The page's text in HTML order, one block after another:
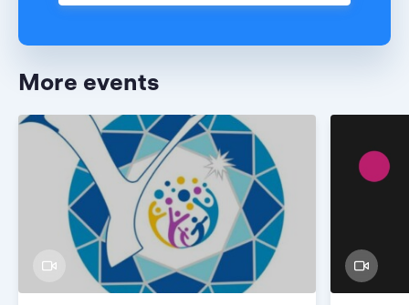
More events